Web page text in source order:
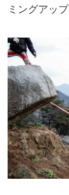
ミングアップ